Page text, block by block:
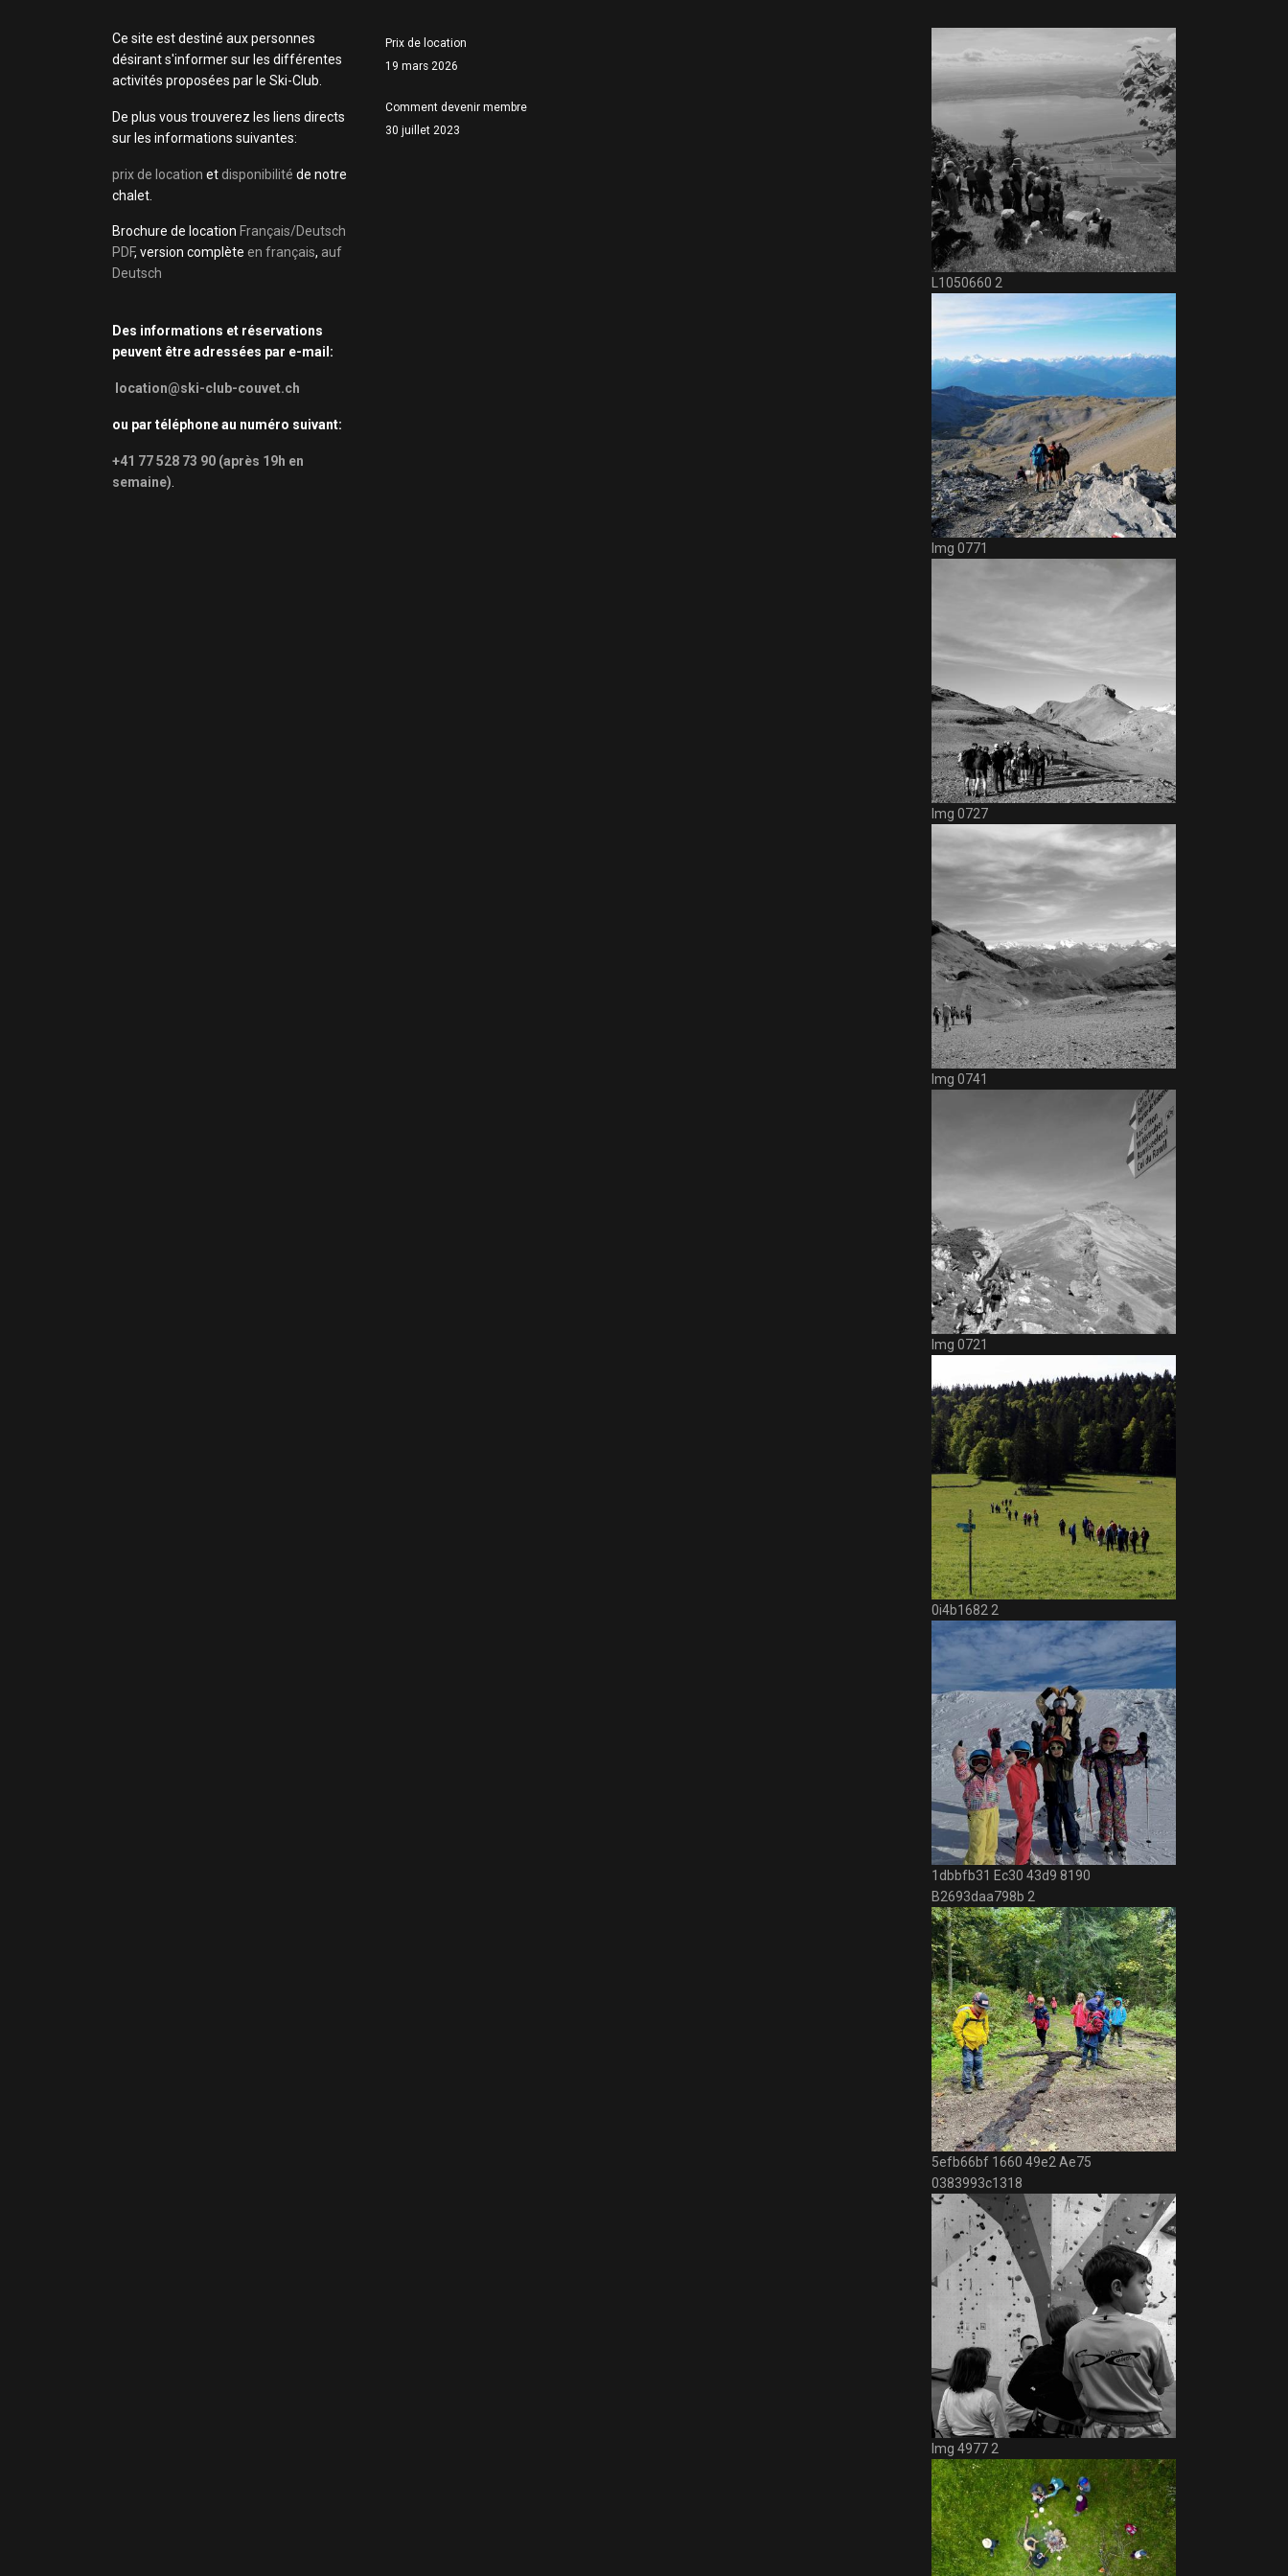
Ce site est destiné aux personnes
désirant s'informer sur les différentes
activités proposées par le Ski-Club.
De plus vous trouverez les liens directs
sur les informations suivantes:
prix de location et disponibilité de notre
chalet.
Brochure de location Français/Deutsch
PDF, version complète en français, auf
Deutsch
Des informations et réservations
peuvent être adressées par e-mail:
location@ski-club-couvet.ch
ou par téléphone au numéro suivant:
+41 77 528 73 90 (après 19h en
semaine)
Prix de location
19 mars 2026
Comment devenir membre
30 juillet 2023
L1050660 2
Img 0771
Img 0727
Img 0741
Img 0721
0i4b1682 2
1dbbfb31 Ec30 43d9 8190
B2693daa798b 2
5efb66bf 1660 49e2 Ae75
0383993c1318
Img 4977 2